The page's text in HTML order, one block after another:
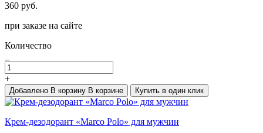
360 руб.
при заказе на сайте
Количество
+
Добавлено В корзину В корзине Купить в один клик
Крем-дезодорант «Marco Polo» для мужчин